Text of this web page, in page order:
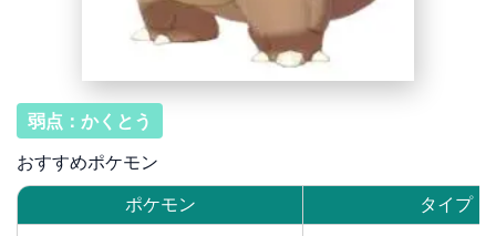
弱点：かくとう
おすすめポケモン
ポケモン
タイプ